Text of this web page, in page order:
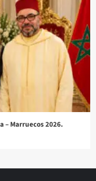
– Marruecos 2026.